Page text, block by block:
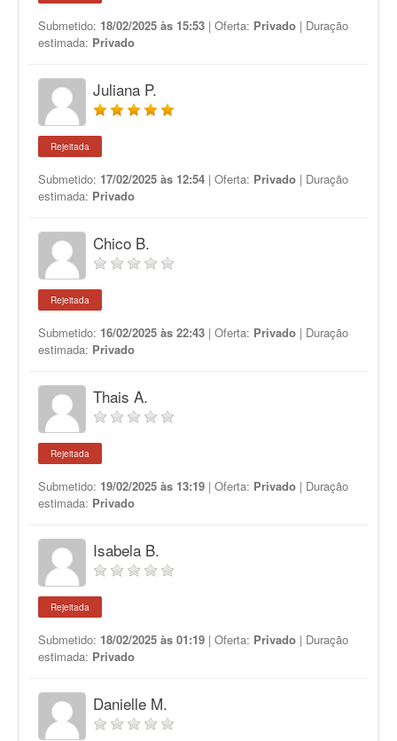
Submetido: 18/02/2025 às 15:53 | Oferta: Privado | Duração
estimada: Privado
Juliana P.
Rejeitada
Submetido: 17/02/2025 às 12:54 | Oferta: Privado | Duração
estimada: Privado
Chico B.
Rejeitada
Submetido: 16/02/2025 às 22:43 | Oferta: Privado | Duração
estimada: Privado
Thais A.
Rejeitada
Submetido: 19/02/2025 às 13:19 | Oferta: Privado | Duração
estimada: Privado
Isabela B.
Rejeitada
Submetido: 18/02/2025 às 01:19 | Oferta: Privado | Duração
estimada: Privado
Danielle M.